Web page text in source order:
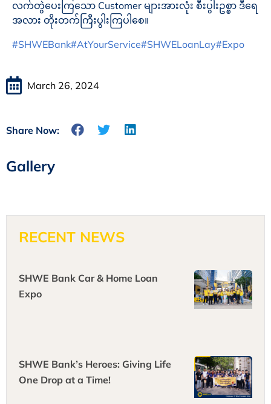
လက်တွဲပေးကြသော Customer များအားလုံး စီးပွါးဥစ္စာ ဒီရေ
အလား တိုးတက်ကြီးပွါးကြပါစေ။
#SHWEBank#AtYourService#SHWELoanLay#Expo
March 26, 2024
Share Now:
Gallery
RECENT NEWS
SHWE Bank Car & Home Loan
Expo
SHWE Bank’s Heroes: Giving Life
One Drop at a Time!